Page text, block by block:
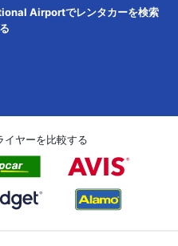
Airportでレンタカーを検索
イヤーを比較する